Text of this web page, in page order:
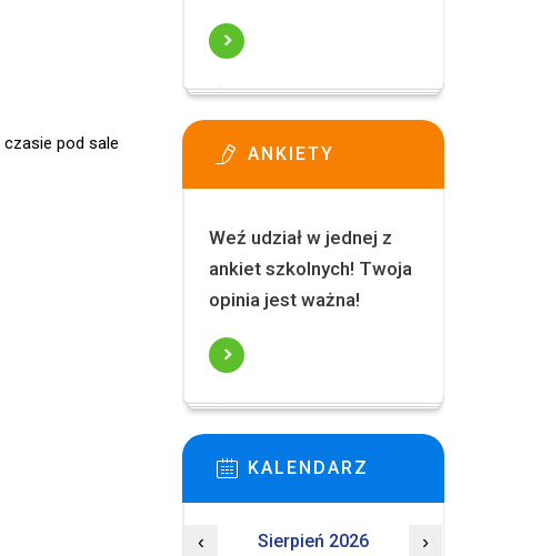
pod sale
ANKIETY
Weź udział w jednej z
ankiet szkolnych! Twoja
opinia jest ważna!
KALENDARZ
‹ Sierpień 2026 ›